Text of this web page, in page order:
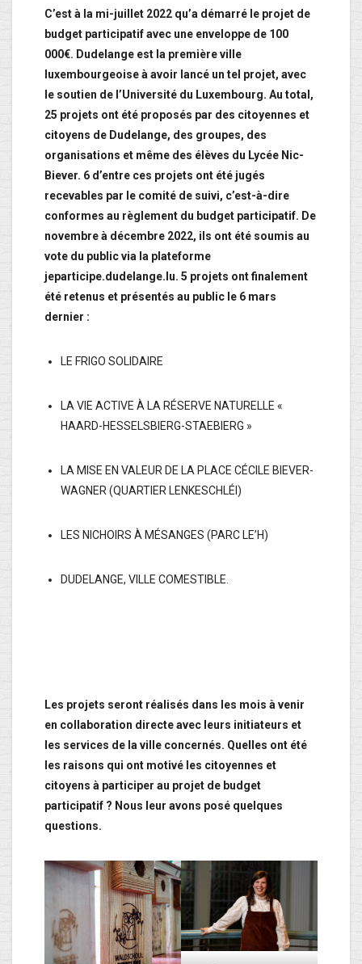
C’est à la mi-juillet 2022 qu’a démarré le projet de
budget participatif avec une enveloppe de 100
000€. Dudelange est la première ville
luxembourgeoise à avoir lancé un tel projet, avec
le soutien de l’Université du Luxembourg. Au total,
25 projets ont été proposés par des citoyennes et
citoyens de Dudelange, des groupes, des
organisations et même des élèves du Lycée Nic-
Biever. 6 d’entre ces projets ont été jugés
recevables par le comité de suivi, c’est-à-dire
conformes au règlement du budget participatif. De
novembre à décembre 2022, ils ont été soumis au
vote du public via la plateforme
jeparticipe.dudelange.lu. 5 projets ont finalement
été retenus et présentés au public le 6 mars
dernier :
LE FRIGO SOLIDAIRE
LA VIE ACTIVE À LA RÉSERVE NATURELLE «
HAARD-HESSELSBIERG-STAEBIERG »
LA MISE EN VALEUR DE LA PLACE CÉCILE BIEVER-
WAGNER (QUARTIER LENKESCHLÉI)
LES NICHOIRS À MÉSANGES (PARC LE’H)
DUDELANGE, VILLE COMESTIBLE.
Les projets seront réalisés dans les mois à venir
en collaboration directe avec leurs initiateurs et
les services de la ville concernés. Quelles ont été
les raisons qui ont motivé les citoyennes et
citoyens à participer au projet de budget
participatif ? Nous leur avons posé quelques
questions.